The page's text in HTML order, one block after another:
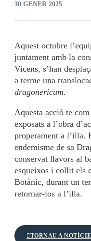
30 GENER 2025
Aquest octubre
juntament amb la
Vicens, s’han
a terme una
dragonericum.
Aquesta acció te
exposats a l’obra
properament a l’illa.
endemisme de sa
conservat llavors al
esqueixos i collit els
Botànic, durant un
retornar-los a l’illa.
TORNAU A